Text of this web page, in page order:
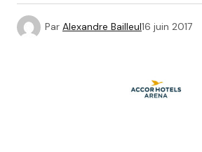
Par Alexandre Bailleul16 juin 2017